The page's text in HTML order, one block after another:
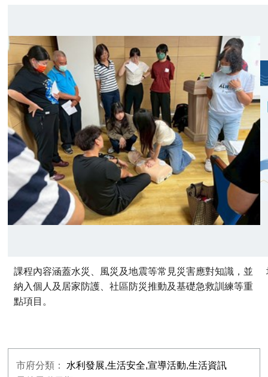
課程內容涵蓋水災、風災及地震等常見災害應對知識，並
納入個人及居家防護、社區防災推動及基礎急救訓練等重
點項目。
市府分類： 水利發展,生活安全,宣導活動,生活資訊